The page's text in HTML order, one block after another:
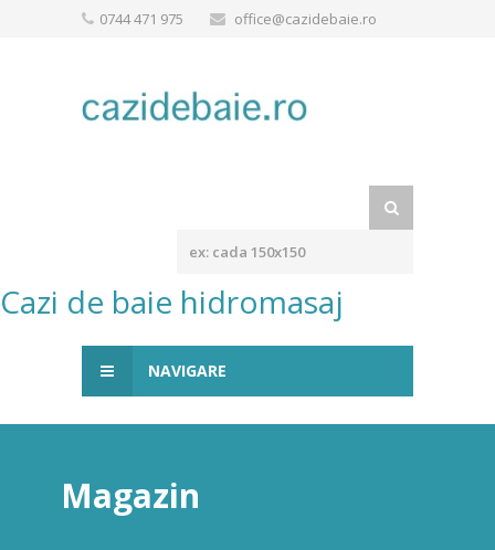
0744 471 975 office@cazidebaie.ro
Cazi de baie hidromasaj
NAVIGARE
Magazin